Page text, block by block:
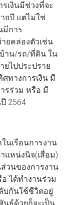
เงินมีช่วงที่จะ
ยปี แต่ไม่ใช่
มีการ
ยคล่องตัวเช่น
บ้าน/รถ/ที่ดิน ใน
ยไปประปราย
ทางการเงิน มี
รร่วม หรือ มี
2564
เรือนการงาน
แหน่งนิจ(เสื่อม)
วนของการงาน
ได้ทำงานร่วม
บกันใช้ชีวิตอยู่